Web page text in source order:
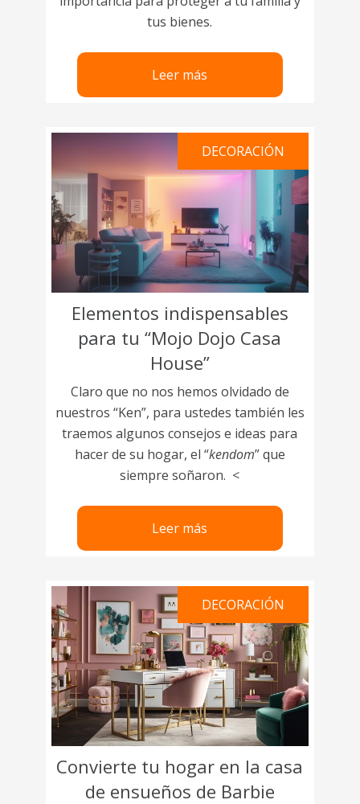
tus bienes.
Leer más
DECORACIÓN
Elementos indispensables
para tu “Mojo Dojo Casa
House”
Claro que no nos hemos olvidado de
nuestros “Ken”, para ustedes también les
traemos algunos consejos e ideas para
hacer de su hogar, el “kendom” que
siempre soñaron. <
Leer más
DECORACIÓN
Convierte tu hogar en la casa
de ensueños de Barbie